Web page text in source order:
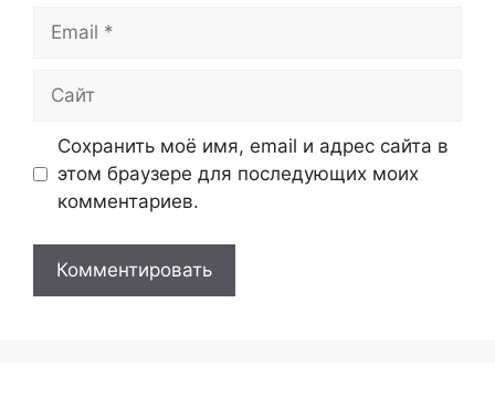
Email
Сайт
Сохранить моё имя, email и адрес сайта в
этом браузере для последующих моих
комментариев.